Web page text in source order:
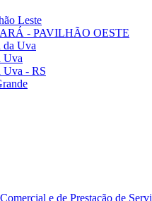
Leste
- PAVILHÃO OESTE
da Uva
Uva
Uva - RS
e de Prestação de